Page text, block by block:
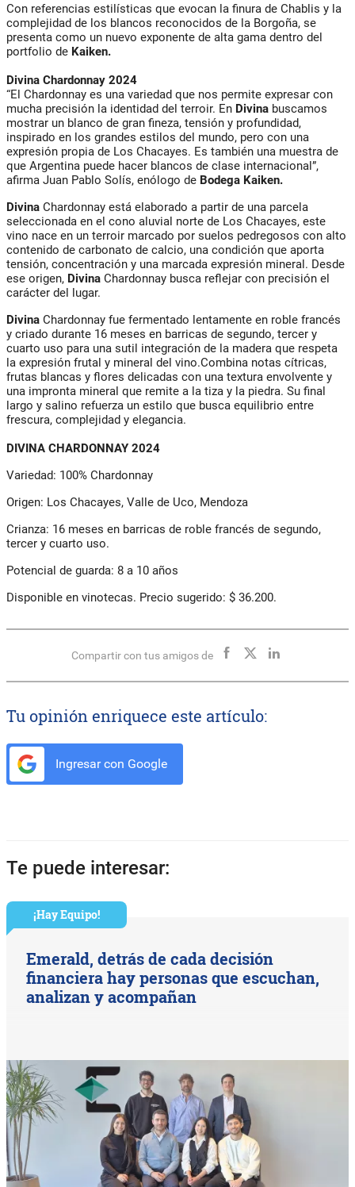
Con referencias estilísticas que evocan la finura de Chablis y la
complejidad de los blancos reconocidos de la Borgoña, se
presenta como un nuevo exponente de alta gama dentro del
portfolio de Kaiken.
Divina Chardonnay 2024
“El Chardonnay es una variedad que nos permite expresar con
mucha precisión la identidad del terroir. En Divina buscamos
mostrar un blanco de gran fineza, tensión y profundidad,
inspirado en los grandes estilos del mundo, pero con una
expresión propia de Los Chacayes. Es también una muestra de
que Argentina puede hacer blancos de clase internacional”,
afirma Juan Pablo Solís, enólogo de Bodega Kaiken.
Divina Chardonnay está elaborado a partir de una parcela
seleccionada en el cono aluvial norte de Los Chacayes, este
vino nace en un terroir marcado por suelos pedregosos con alto
contenido de carbonato de calcio, una condición que aporta
tensión, concentración y una marcada expresión mineral. Desde
ese origen, Divina Chardonnay busca reflejar con precisión el
carácter del lugar.
Divina Chardonnay fue fermentado lentamente en roble francés
y criado durante 16 meses en barricas de segundo, tercer y
cuarto uso para una sutil integración de la madera que respeta
la expresión frutal y mineral del vino.Combina notas cítricas,
frutas blancas y flores delicadas con una textura envolvente y
una impronta mineral que remite a la tiza y la piedra. Su final
largo y salino refuerza un estilo que busca equilibrio entre
frescura, complejidad y elegancia.
DIVINA CHARDONNAY 2024
Variedad: 100% Chardonnay
Origen: Los Chacayes, Valle de Uco, Mendoza
Crianza: 16 meses en barricas de roble francés de segundo,
tercer y cuarto uso.
Potencial de guarda: 8 a 10 años
Disponible en vinotecas. Precio sugerido: $ 36.200.
Compartir con tus amigos de
Tu opinión enriquece este artículo:
Ingresar con Google
Te puede interesar:
¡Hay Equipo!
Emerald, detrás de cada decisión
financiera hay personas que escuchan,
analizan y acompañan